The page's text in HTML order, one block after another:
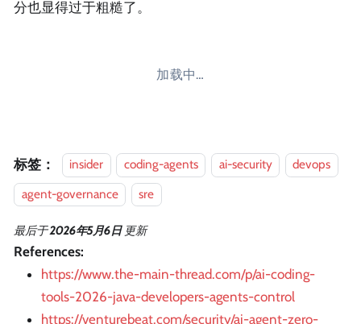
分也显得过于粗糙了。
加载中…
标签： insider coding-agents ai-security
devops
agent-governance
sre
最后于2026年5月6日 更新
References:
https://www.the-main-thread.com/p/ai-coding-
tools-2026-java-developers-agents-control
https://venturebeat.com/security/ai-agent-zero-